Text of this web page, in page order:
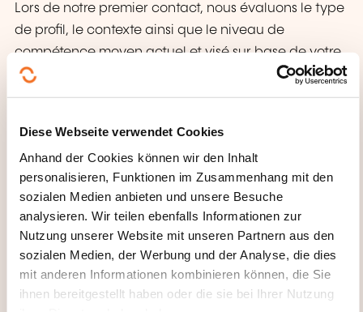
Diese Webseite verwendet Cookies
Anhand der Cookies können wir den Inhalt
personalisieren, Funktionen im Zusammenhang mit den
sozialen Medien anbieten und unsere Besuche
analysieren. Wir teilen ebenfalls Informationen zur
Nutzung unserer Website mit unseren Partnern aus den
sozialen Medien, der Werbung und der Analyse, die dies
mit anderen Informationen kombinieren können, die Sie
ihnen bereitgestellt haben oder die sie bei Ihrer Nutzung
Lors de notre premier contact, nous évaluons le type
de profil, le contexte ainsi que le niveau de
compétence moyen actuel et visé sur base de votre
expérience et votre connaissance de votre
organisation. Ainsi, nous proposerons un contenu qui
niveau actuel. Au besoin, nous pouvons faire passer
des tests.
Nos parcours intègrent une approche de
développement de compétences appelée '70-20-
10', qui souligne l'importance de l'expérimentation
(70%) et les échanges avec ses pairs et retours